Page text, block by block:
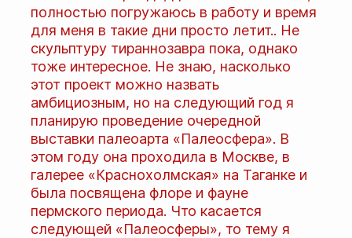
полностью погружаюсь в работу и время
для меня в такие дни просто летит.. Не
скульптуру тираннозавра пока, однако
тоже интересное. Не знаю, насколько
этот проект можно назвать
амбициозным, но на следующий год я
планирую проведение очередной
выставки палеоарта «Палеосфера». В
этом году она проходила в Москве, в
галерее «Краснохолмская» на Таганке и
была посвящена флоре и фауне
пермского периода. Что касается
следующей «Палеосферы», то тему я